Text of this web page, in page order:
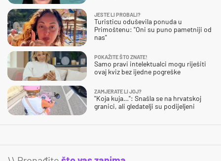
JESTE LI PROBALI?
Turisticu oduševila ponuda u
Primoštenu: "Oni su puno pametniji od
nas"
POKAŽITE ŠTO ZNATE!
Samo pravi intelektualci mogu riješiti
ovaj kviz bez ijedne pogreške
ZAMJERATE LI JOJ?
"Koja kuja…": Snašla se na hrvatskoj
granici, ali gledatelji su podijeljeni